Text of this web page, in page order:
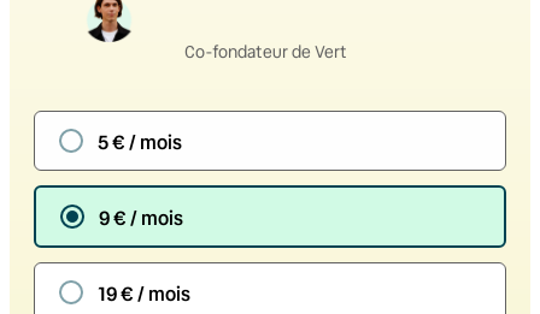
Co-fondateur de Vert
5 € / mois
9 € / mois
19 € / mois